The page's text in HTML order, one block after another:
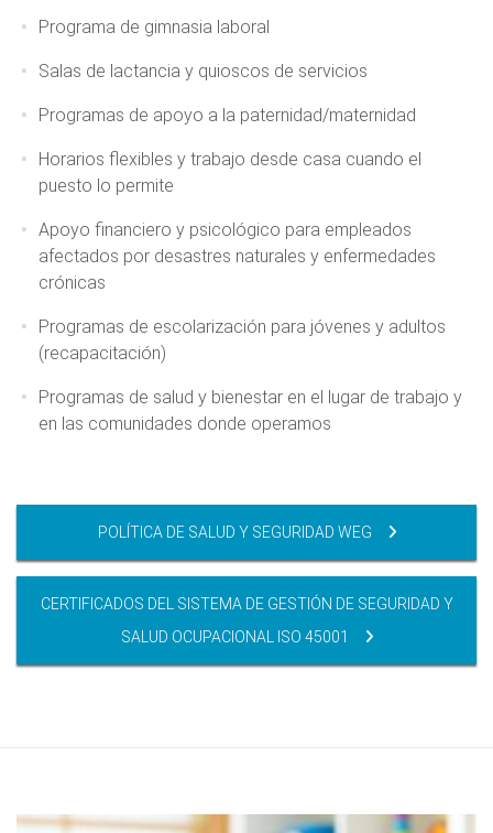
Programa de gimnasia laboral
Salas de lactancia y quioscos de servicios
Programas de apoyo a la paternidad/maternidad
Horarios flexibles y trabajo desde casa cuando el
puesto lo permite
Apoyo financiero y psicológico para empleados
afectados por desastres naturales y enfermedades
crónicas
Programas de escolarización para jóvenes y adultos
(recapacitación)
Programas de salud y bienestar en el lugar de trabajo y
en las comunidades donde operamos
POLÍTICA DE SALUD Y SEGURIDAD WEG
CERTIFICADOS DEL SISTEMA DE GESTIÓN DE SEGURIDAD Y
SALUD OCUPACIONAL ISO 45001